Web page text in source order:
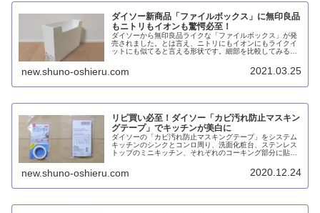
ダイソー新商品「ファイルボックス」に無印良品
もニトリもイオンも驚愕必至！
ダイソーから無印良品ライクな「ファイルボックス」が発
売されました。とは言え、ニトリにもイオンにもライクイ
ットにも似てると言える形状です。細部を比較してみる
う感じではなく、品質的には遜色ありません。むしろコス
パ良いです。強いて言えばワイドやダブルというサイズが
new.shuno-oshieru.com 2021.03.25
リピ買い必至！ダイソー「カビ汚れ防止マスキン
グテープ」でキッチンが美白に
ダイソーの「カビ汚れ防止マスキングテープ」をシステム
キッチンのシンクとコンロ周り、洗面化粧台、ステンレス
トップのミニキッチン、それぞれのコーキング部分に貼っ
ップだとまったく目立ちません。カビ防止の効果はまだ分
かりませんが、ホコリや汚れの防止には役立つと思いま
new.shuno-oshieru.com 2020.12.24